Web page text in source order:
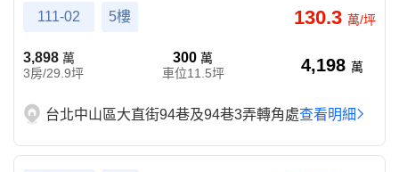
111-02 5樓 130.3 萬/坪
3,898 萬
3房/29.9坪
300萬
車位11.5坪
4,198 萬
台北中山區大直街94巷及94巷3弄轉角處查看明細